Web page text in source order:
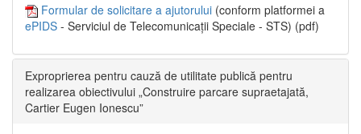
Formular de solicitare a ajutorului (conform platformei a
ePIDS - Serviciul de Telecomunicații Speciale - STS) (pdf)
Exproprierea pentru cauză de utilitate publică pentru
realizarea obiectivului „Construire parcare supraetajată,
Cartier Eugen Ionescu”